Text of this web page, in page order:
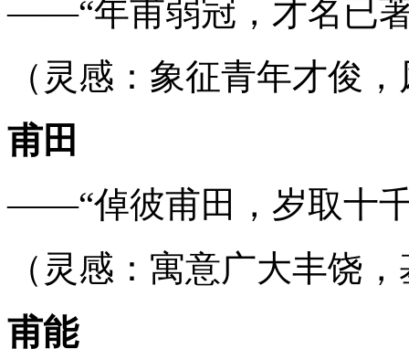
——“年甫弱冠，才名已
（灵感：象征青年才俊
甫田
——“倬彼甫田，岁取十千
（灵感：寓意广大丰饶
甫能